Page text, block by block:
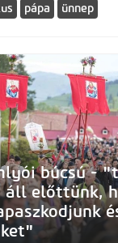
pápa ünnep
búcsú -
áll előttünk,